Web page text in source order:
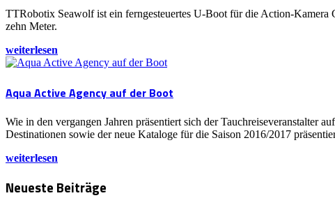
TTRobotix Seawolf ist ein ferngesteuertes U-Boot für die Action-Kamera
zehn Meter.
weiterlesen
Aqua Active Agency auf der Boot
Wie in den vergangen Jahren präsentiert sich der Tauchreiseveranstalter
Destinationen sowie der neue Kataloge für die Saison 2016/2017
weiterlesen
Neueste Beiträge